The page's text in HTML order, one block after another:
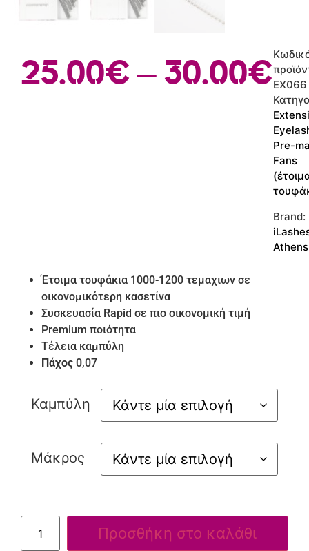
25.00€ – 30.00€EX066
Pre-
Fans
Brand:
Athens
Έτοιμα τουφάκια 1000-1200 τεμαχιων σε
οικονομικότερη κασετίνα
Συσκευασία Rapid σε πιο οικονομική τιμή
Premium ποιότητα
Τέλεια καμπύλη
Πάχος 0,07
Καμπύλη
Μάκρος
Προσθήκη στο καλάθι